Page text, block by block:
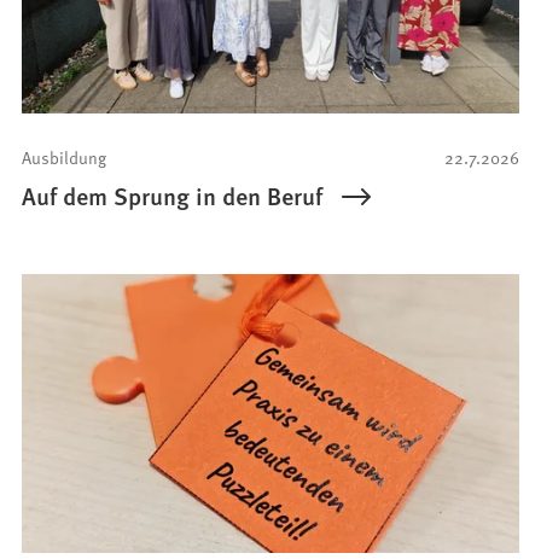
22.7.2026
Ausbildung
Auf dem Sprung in den Beruf